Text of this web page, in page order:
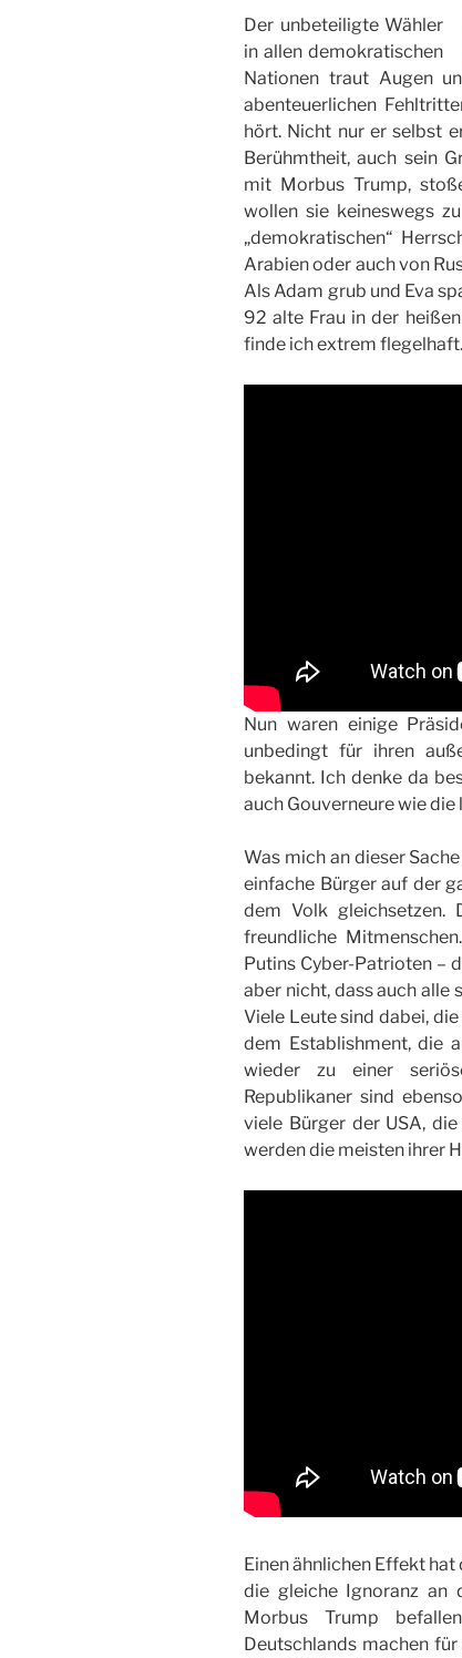
Der unbeteiligte Wähler
in allen demokratischen
Nationen traut Augen
abenteuerlichen
hört. Nicht nur er selbst
Berühmtheit, auch sein
mit Morbus Trump,
wollen sie keineswegs
„demokratischen“
Arabien oder auch von
Als Adam grub und Eva
92 alte Frau in der
finde ich extrem flegelhaft.
Nun waren einige
unbedingt für ihren
bekannt. Ich denke da
auch Gouverneure wie die
Was mich an dieser
einfache Bürger auf der
dem Volk gleichsetzen.
freundliche
Putins Cyber-Patrioten –
aber nicht, dass auch alle
Viele Leute sind dabei,
dem Establishment, die
wieder zu einer
Republikaner sind
viele Bürger der USA,
werden die meisten ihrer
Einen ähnlichen Effekt
die gleiche Ignoranz an
Morbus Trump
Deutschlands machen